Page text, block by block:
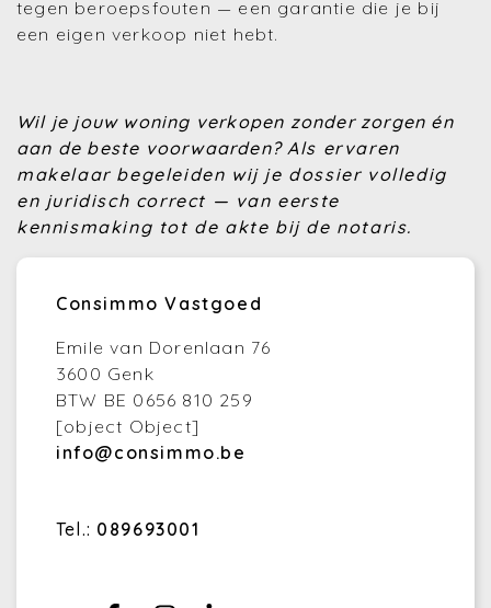
tegen beroepsfouten — een garantie die je bij
een eigen verkoop niet hebt.
Wil je jouw woning verkopen zonder zorgen én
aan de beste voorwaarden?Als ervaren
makelaar begeleiden wij je dossier volledig
en juridisch correct — van eerste
kennismaking tot de akte bij de notaris.
Consimmo Vastgoed
Emile van Dorenlaan 76
3600 Genk
BTW BE 0656 810 259
[object Object]
info@consimmo.be
Tel.: 089693001